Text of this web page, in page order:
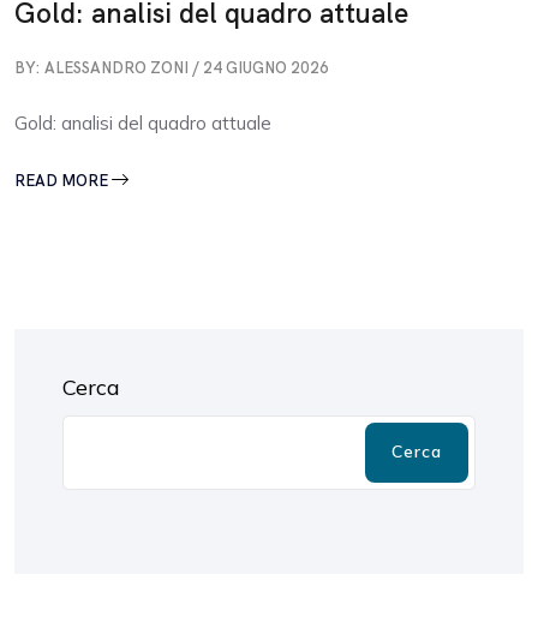
Gold: analisi del quadro attuale
BY: ALESSANDRO ZONI / 24 GIUGNO 2026
Gold: analisi del quadro attuale
READ MORE
Cerca
Cerca